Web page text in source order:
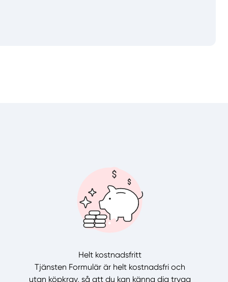
Helt kostnadsfritt
Tjänsten Formulär är helt kostnadsfri och
utan köpkrav, så att du kan känna dig trygg